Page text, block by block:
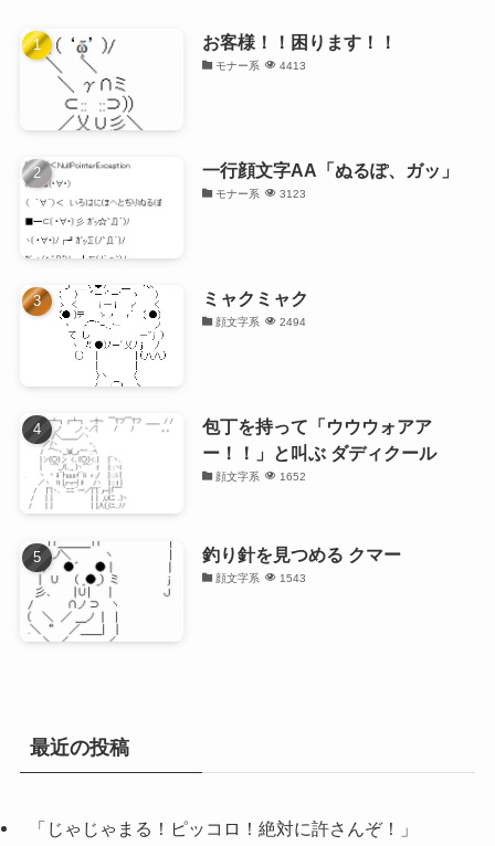
お客様！！困ります！！
モナー系 4413
一行顔文字AA「ぬるぽ、ガッ」
モナー系 3123
ミャクミャク
顔文字系 2494
包丁を持って「ウウウォアア
ー！！」と叫ぶ ダディクール
顔文字系 1652
釣り針を見つめる クマー
顔文字系 1543
最近の投稿
「じゃじゃまる！ピッコロ！絶対に許さんぞ！」